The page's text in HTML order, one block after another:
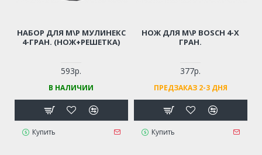
НАБОР ДЛЯ М\Р МУЛИНЕКС
4-ГРАН. (НОЖ+РЕШЕТКА)
593р.
В НАЛИЧИИ
Купить
НОЖ ДЛЯ М\Р BOSCH 4-Х
ГРАН.
377р.
ПРЕДЗАКАЗ 2-3 ДНЯ
Купить